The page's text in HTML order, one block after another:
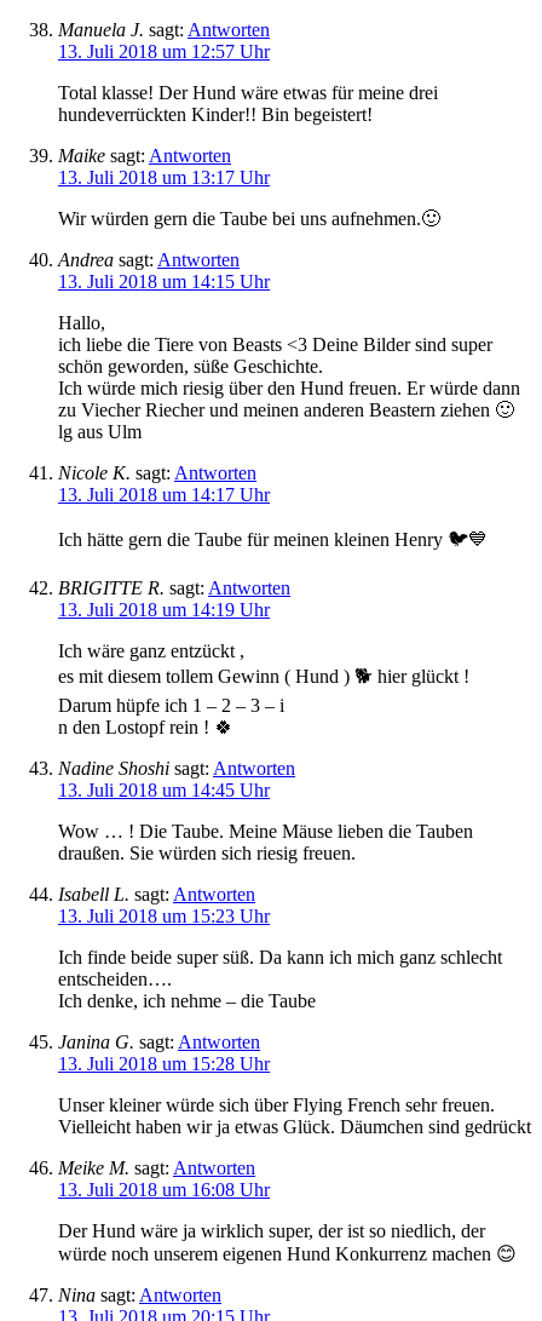
Manuela J. sagt: Antworten
13. Juli 2018 um 12:57 Uhr
Total klasse! Der Hund wäre etwas für meine drei
hundeverrückten Kinder!! Bin begeistert!
Maike sagt: Antworten
13. Juli 2018 um 13:17 Uhr
Wir würden gern die Taube bei uns aufnehmen.🙂
Andrea sagt: Antworten
13. Juli 2018 um 14:15 Uhr
Hallo,
ich liebe die Tiere von Beasts <3 Deine Bilder sind super
schön geworden, süße Geschichte.
Ich würde mich riesig über den Hund freuen. Er würde dann
zu Viecher Riecher und meinen anderen Beastern ziehen 🙂
lg aus Ulm
Nicole K. sagt: Antworten
13. Juli 2018 um 14:17 Uhr
Ich hätte gern die Taube für meinen kleinen Henry 🐦💙
BRIGITTE R. sagt: Antworten
13. Juli 2018 um 14:19 Uhr
Ich wäre ganz entzückt ,
es mit diesem tollem Gewinn ( Hund ) 🐕 hier glückt !
Darum hüpfe ich 1 – 2 – 3 – i
n den Lostopf rein ! 🍀
Nadine Shoshi sagt: Antworten
13. Juli 2018 um 14:45 Uhr
Wow … ! Die Taube. Meine Mäuse lieben die Tauben
draußen. Sie würden sich riesig freuen.
Isabell L. sagt: Antworten
13. Juli 2018 um 15:23 Uhr
Ich finde beide super süß. Da kann ich mich ganz schlecht
entscheiden….
Ich denke, ich nehme – die Taube
Janina G. sagt: Antworten
13. Juli 2018 um 15:28 Uhr
Unser kleiner würde sich über Flying French sehr freuen.
Vielleicht haben wir ja etwas Glück. Däumchen sind gedrückt
Meike M. sagt: Antworten
13. Juli 2018 um 16:08 Uhr
Der Hund wäre ja wirklich super, der ist so niedlich, der
würde noch unserem eigenen Hund Konkurrenz machen 😊
Nina sagt: Antworten
13. Juli 2018 um 20:15 Uhr